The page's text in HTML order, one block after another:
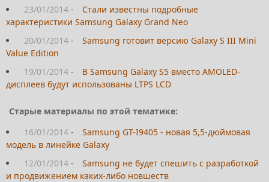
23/01/2014 -
Стали известны подробные
характеристики Samsung Galaxy Grand Neo
20/01/2014 -
Samsung готовит версию Galaxy S III Mini
Value Edition
19/01/2014 -
В Samsung Galaxy S5 вместо AMOLED-
дисплеев будут использованы LTPS LCD
Старые материалы по этой тематике:
16/01/2014 -
Samsung GT-I9405 - новая 5,5-дюймовая
модель в линейке Galaxy
12/01/2014 -
Samsung не будет спешить с разработкой
и продвижением каких-либо новшеств